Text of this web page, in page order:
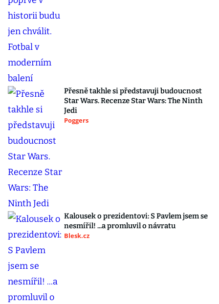
Přesně takhle si představuji budoucnost
Star Wars. Recenze Star Wars: The Ninth
Jedi
Poggers
Kalousek o prezidentovi: S Pavlem jsem se
nesmířil! ...a promluvil o návratu
Blesk.cz